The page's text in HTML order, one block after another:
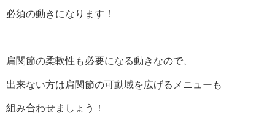
必須の動きになります！
肩関節の柔軟性も必要になる動きなので、
出来ない方は肩関節の可動域を広げるメニューも
組み合わせましょう！